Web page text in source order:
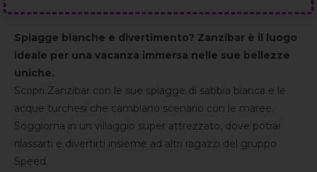
Spiagge bianche e divertimento? Zanzibar è il luogo
ideale per una vacanza immersa nelle sue bellezze
uniche.
Scopri Zanzibar con le sue spiagge di sabbia bianca e le
acque turchesi che cambiano scenario con le maree.
Soggiorna in un villaggio super attrezzato, dove potrai
rilassarti e divertirti insieme ad altri ragazzi del gruppo
Speed.